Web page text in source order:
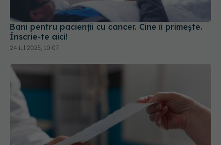
Bani pentru pacienții cu cancer. Cine îi primește.
Înscrie-te aici!
24 iul 2025, 10:07